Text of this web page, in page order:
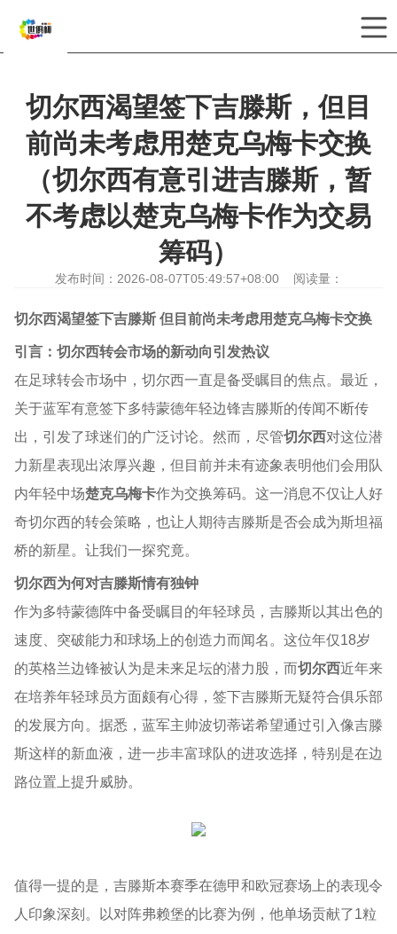
你当前位置：
切尔西渴望签下吉滕斯，但目
前尚未考虑用楚克乌梅卡交换
（切尔西有意引进吉滕斯，暂
不考虑以楚克乌梅卡作为交易
筹码）
发布时间：2026-08-07T05:49:57+08:00 阅读量：
切尔西渴望签下吉滕斯 但目前尚未考虑用楚克乌梅卡交换
引言：切尔西转会市场的新动向引发热议
在足球转会市场中，切尔西一直是备受瞩目的焦点。最近，
关于蓝军有意签下多特蒙德年轻边锋吉滕斯的传闻不断传
出，引发了球迷们的广泛讨论。然而，尽管切尔西对这位潜
力新星表现出浓厚兴趣，但目前并未有迹象表明他们会用队
内年轻中场楚克乌梅卡作为交换筹码。这一消息不仅让人好
奇切尔西的转会策略，也让人期待吉滕斯是否会成为斯坦福
桥的新星。让我们一探究竟。
切尔西为何对吉滕斯情有独钟
作为多特蒙德阵中备受瞩目的年轻球员，吉滕斯以其出色的
速度、突破能力和球场上的创造力而闻名。这位年仅18岁
的英格兰边锋被认为是未来足坛的潜力股，而切尔西近年来
在培养年轻球员方面颇有心得，签下吉滕斯无疑符合俱乐部
的发展方向。据悉，蓝军主帅波切蒂诺希望通过引入像吉滕
斯这样的新血液，进一步丰富球队的进攻选择，特别是在边
路位置上提升威胁。
值得一提的是，吉滕斯本赛季在德甲和欧冠赛场上的表现令
人印象深刻。
以对阵弗赖堡的比赛为例 ，他单场贡献了1粒